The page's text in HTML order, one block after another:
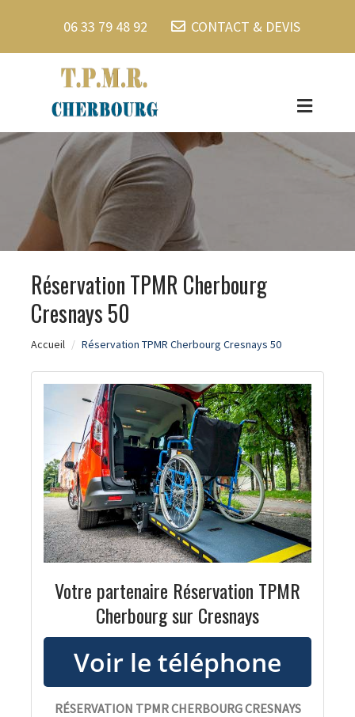
06 33 79 48 92 CONTACT & DEVIS
Réservation TPMR Cherbourg
Cresnays 50
Accueil Réservation TPMR Cherbourg Cresnays 50
Votre partenaire Réservation TPMR
Cherbourg sur Cresnays
RÉSERVATION TPMR CHERBOURG CRESNAYS